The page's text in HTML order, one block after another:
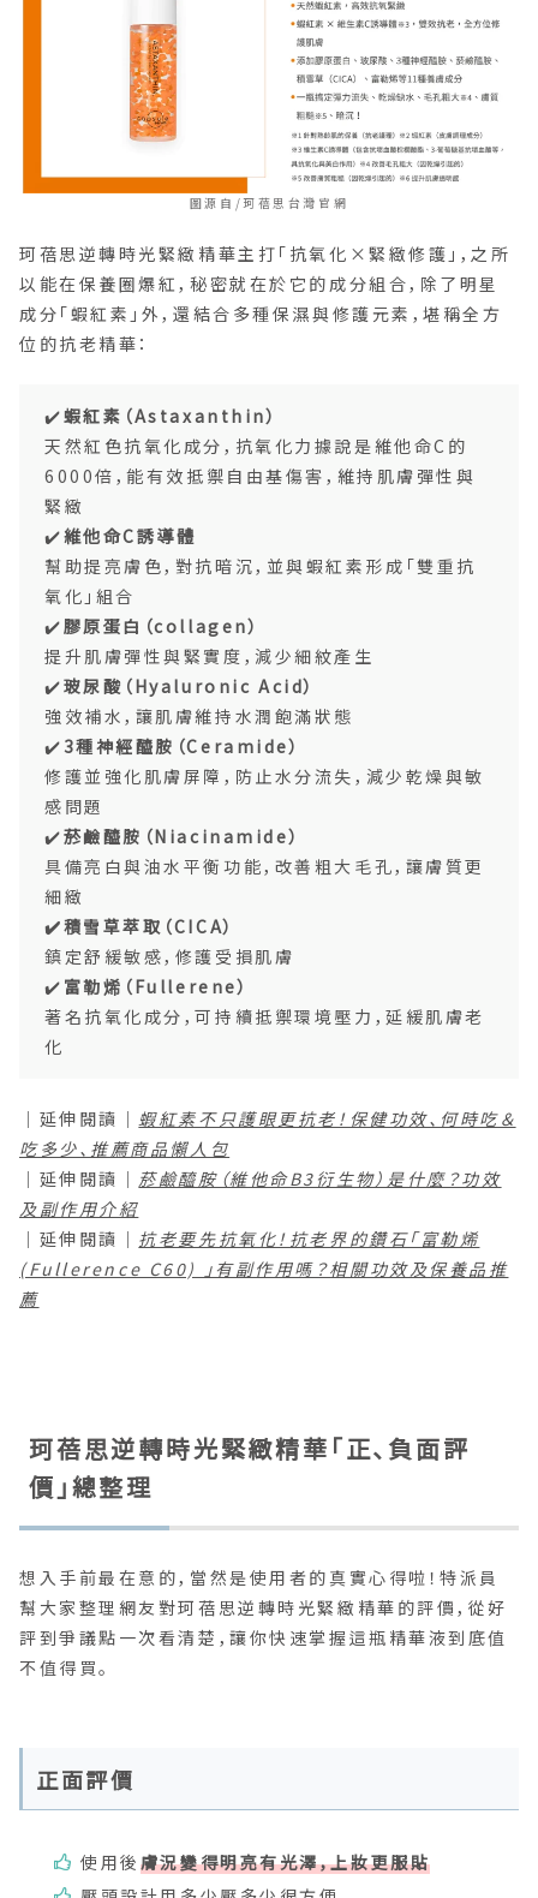
圖源自/珂蓓思台灣官網
珂蓓思逆轉時光緊緻精華主打「抗氧化×緊緻修護」，之所
以能在保養圈爆紅，秘密就在於它的成分組合，除了明星
成分「蝦紅素」外，還結合多種保濕與修護元素，堪稱全方
位的抗老精華：
✔️蝦紅素（Astaxanthin）
天然紅色抗氧化成分，抗氧化力據說是維他命C的
6000倍，能有效抵禦自由基傷害，維持肌膚彈性與
緊緻
✔️維他命C誘導體
幫助提亮膚色，對抗暗沉，並與蝦紅素形成「雙重抗
氧化」組合
✔️膠原蛋白（collagen）
提升肌膚彈性與緊實度，減少細紋產生
✔️玻尿酸（Hyaluronic Acid）
強效補水，讓肌膚維持水潤飽滿狀態
✔️3種神經醯胺（Ceramide）
修護並強化肌膚屏障，防止水分流失，減少乾燥與敏
感問題
✔️菸鹼醯胺（Niacinamide）
具備亮白與油水平衡功能，改善粗大毛孔，讓膚質更
細緻
✔️積雪草萃取 （CICA）
鎮定舒緩敏感，修護受損肌膚
✔️ 富勒烯（Fullerene）
著名抗氧化成分，可持續抵禦環境壓力，延緩肌膚老
化
｜延伸閱讀｜ 蝦紅素不只護眼更抗老！保健功效、何時吃＆
吃多少、推薦商品懶人包
｜延伸閱讀｜ 菸鹼醯胺（維他命B3衍生物）是什麼？功效
及副作用介紹
｜延伸閱讀｜ 抗老要先抗氧化！抗老界的鑽石「富勒烯
(Fullerence C60) 」有副作用嗎？相關功效及保養品推
薦
珂蓓思逆轉時光緊緻精華「正、負面評
價」總整理
想入手前最在意的，當然是使用者的真實心得啦！特派員
幫大家整理網友對珂蓓思逆轉時光緊緻精華的評價，從好
評到爭議點一次看清楚，讓你快速掌握這瓶精華液到底值
不值得買。
正面評價
使用後 膚況變得明亮有光澤，上妝更服貼